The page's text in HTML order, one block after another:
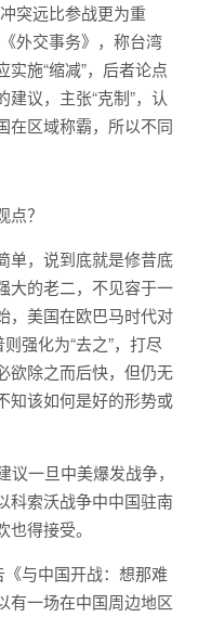
突远比参战更为重
外交事务》，称台湾
施“缩减”，后者论点
议，主张“克制”，认
在区域称霸，所以不同
？
单，说到底就是修昔底
大的老二，不见容于一
，美国在欧巴马时代对
强化为“去之”，打尽
欲除之而后快，但仍无
知该如何是好的形势或
一旦中美爆发战争，
科索沃战争中中国驻南
得接受。
与中国开战：想那难
有一场在中国周边地区